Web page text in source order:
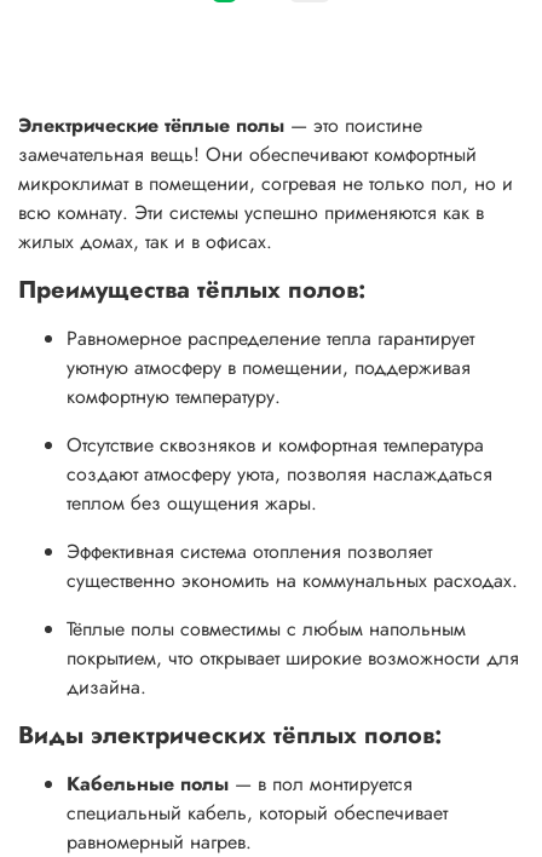
Электрические тёплые полы — это поистине
замечательная вещь! Они обеспечивают комфортный
микроклимат в помещении, согревая не только пол, но и
всю комнату. Эти системы успешно применяются как в
жилых домах, так и в офисах.
Преимущества тёплых полов:
Равномерное распределение тепла гарантирует
уютную атмосферу в помещении, поддерживая
комфортную температуру.
Отсутствие сквозняков и комфортная температура
создают атмосферу уюта, позволяя наслаждаться
теплом без ощущения жары.
Эффективная система отопления позволяет
существенно экономить на коммунальных расходах.
Тёплые полы совместимы с любым напольным
покрытием, что открывает широкие возможности для
дизайна.
Виды электрических тёплых полов:
Кабельные полы — в пол монтируется
специальный кабель, который обеспечивает
равномерный нагрев.